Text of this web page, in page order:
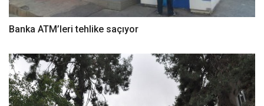
Banka ATM’leri tehlike saçıyor